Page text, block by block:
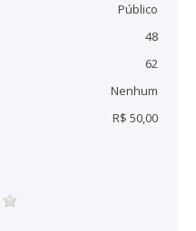
Público
48
62
Nenhum
R$ 50,00